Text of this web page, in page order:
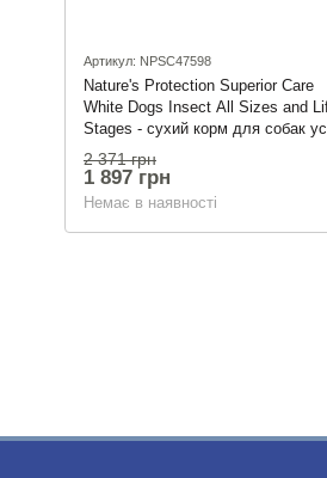
Артикул: NPSC47598
Nature's Protection Superior Care
White Dogs Insect All Sizes and
Stages - сухий корм для собак
розмірів та стадій розвитку з
шерстю з білком комах 4 кг
2 371 грн
1 897 грн
Немає в наявності